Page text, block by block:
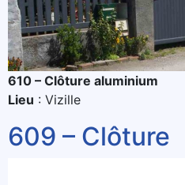
610 – Clôture aluminium
Lieu : Vizille
609 – Clôture